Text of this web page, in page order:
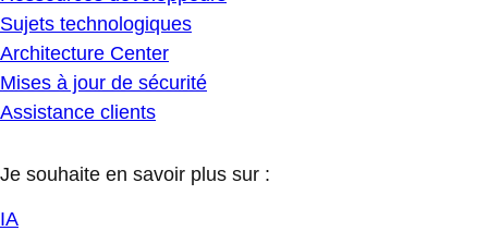
Sujets technologiques
Architecture Center
Mises à jour de sécurité
Assistance clients
Je souhaite en savoir plus sur :
IA